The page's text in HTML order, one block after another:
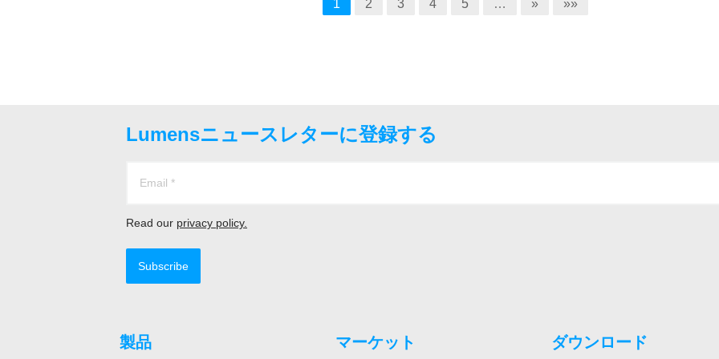
1 2 3 4 5 » »»
Lumensニュースレターに登録する
Read our privacy policy.
Subscribe
製品 マーケット ダウンロード